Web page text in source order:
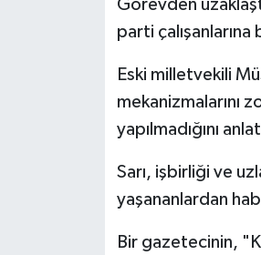
Görevden
parti
Eski milletvekili
mekanizmalarını
yapılmadığını
Sarı, işbirliği ve
yaşananlardan
Bir gazetecinin,